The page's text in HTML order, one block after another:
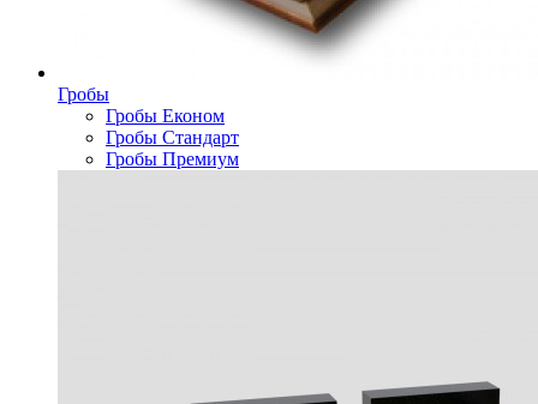
Гробы
Гробы Економ
Гробы Стандарт
Гробы Премиум